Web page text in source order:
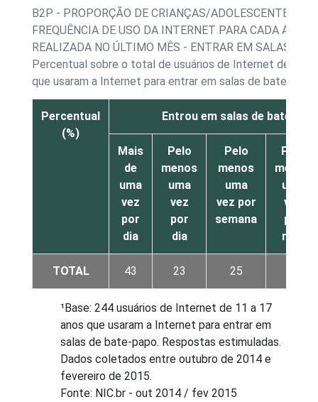
B2P - PROPORÇÃO DE CRIANÇAS/ADOLESCENTES,
FREQUÊNCIA DE USO DA INTERNET PARA CADA
REALIZADA NO ÚLTIMO MÊS - ENTRAR EM SALAS DE
Percentual sobre o total de usuários de Internet de 11 a
que usaram a Internet para entrar em salas de bate-
Percentual
(%)
Entrou em salas de bate-
Mais
de
uma
vez
por
dia
Pelo
menos
uma
vez
por
dia
Pelo
menos
uma
vez por
semana
Pelo
menos
uma
vez
por
mês
TOTAL 43 23 25
¹Base: 244 usuários de Internet de 11 a 17
anos que usaram a Internet para entrar em
salas de bate-papo. Respostas estimuladas.
Dados coletados entre outubro de 2014 e
fevereiro de 2015.
Fonte: NIC.br - out 2014 / fev 2015